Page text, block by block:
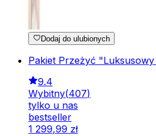
Dodaj do ulubionych
Pakiet Przeżyć
9.4
Wybitny(407)
tylko u nas
bestseller
1 299,99 zł